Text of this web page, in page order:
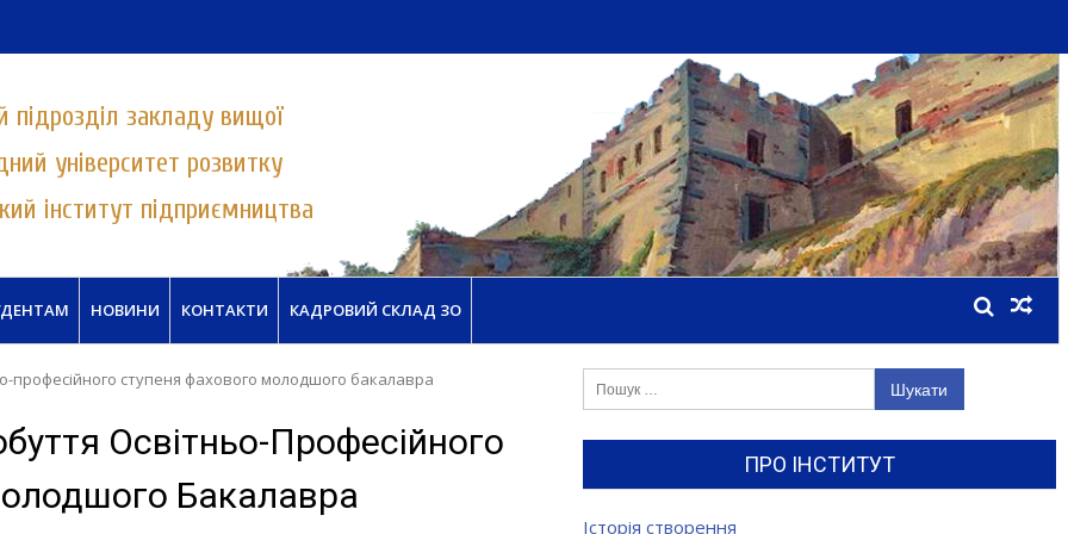
підрозділ закладу вищої
університет розвитку
інститут підприємництва
НОВИНИ КОНТАКТИ КАДРОВИЙ СКЛАД ЗО
ступеня фахового молодшого бакалавра
Освітньо-Професійного
Бакалавра
ПРО ІНСТИТУТ
Історія створення